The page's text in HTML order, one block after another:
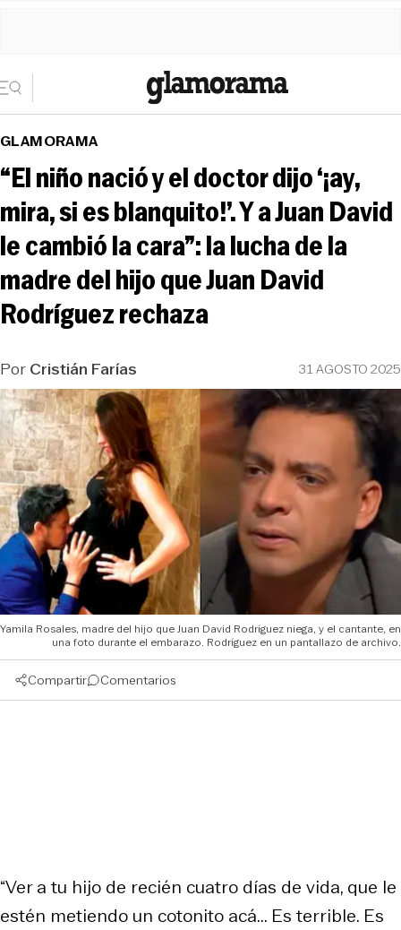
GLAMORAMA
“El niño nació y el doctor dijo ‘¡ay,
mira, si es blanquito!’. Y a Juan David
le cambió la cara”: la lucha de la
madre del hijo que Juan David
Rodríguez rechaza
PorCristián Farías 31 AGOSTO 2025
Yamila Rosales, madre del hijo que Juan David Rodríguez niega, y el cantante, en
una foto durante el embarazo. Rodríguez en un pantallazo de archivo.
Compartir Comentarios
“Ver a tu hijo de recién cuatro días de vida, que le
estén metiendo un cotonito acá... Es terrible. Es